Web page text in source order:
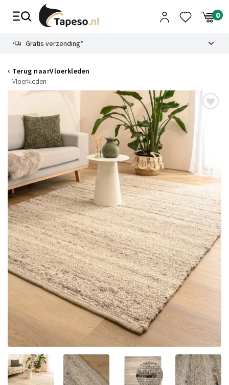
Gratis verzending*
Terug naarVloerkleden
Vloerkleden